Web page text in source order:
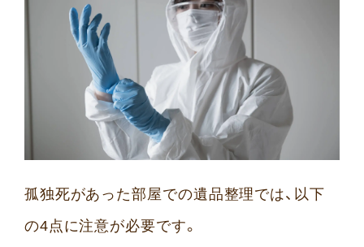
孤独死があった部屋での遺品整理では、以下
の4点に注意が必要です。